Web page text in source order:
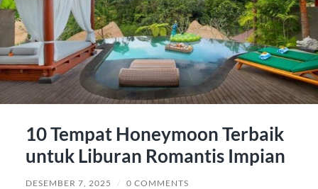
10 Tempat Honeymoon Terbaik
untuk Liburan Romantis Impian
DESEMBER 7, 2025 / 0 COMMENTS